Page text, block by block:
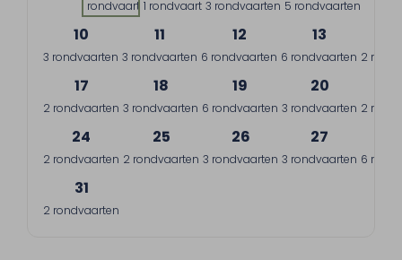
1 rondvaart 1 rondvaart 3 rondvaarten 5 rondvaarten
10
3 rondvaarten
11
3 rondvaarten
12
6 rondvaarten
13
6 rondvaarten 2
17
2 rondvaarten
18
3 rondvaarten
19
6 rondvaarten
20
3 rondvaarten 2
24
2 rondvaarten
25
2 rondvaarten
26
3 rondvaarten
27
3 rondvaarten 6
31
2 rondvaarten